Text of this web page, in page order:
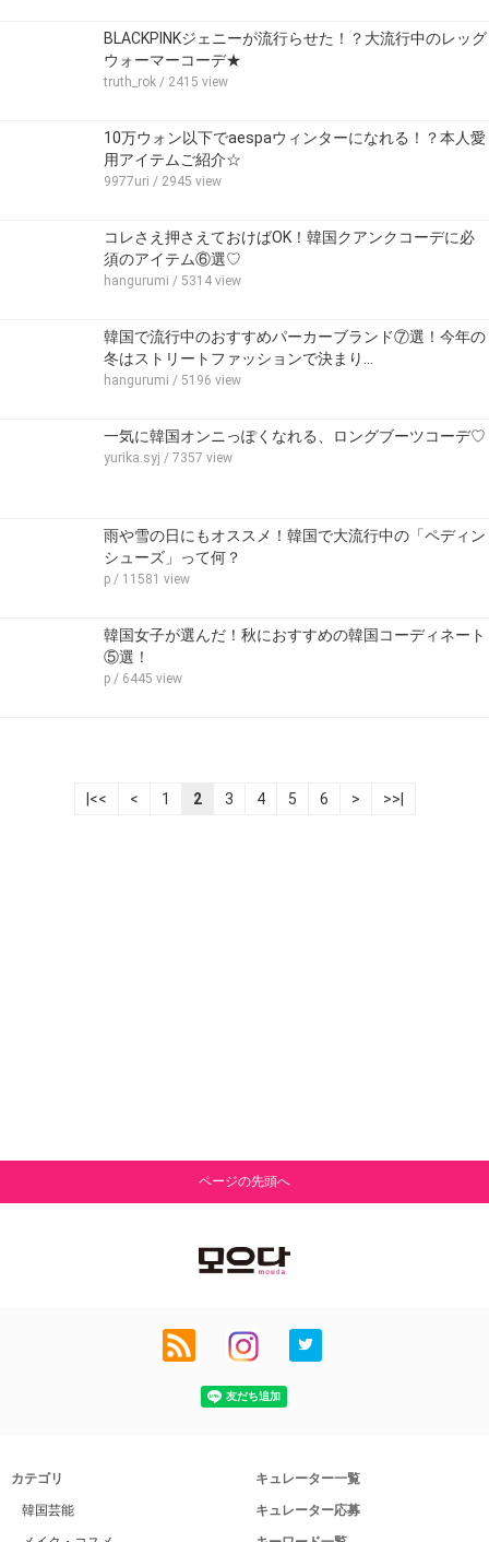
BLACKPINKジェニーが流行らせた！？大流行中のレッグ
ウォーマーコーデ★
truth_rok / 2415 view
10万ウォン以下でaespaウィンターになれる！？本人愛
用アイテムご紹介☆
9977uri / 2945 view
コレさえ押さえておけばOK！韓国クアンクコーデに必
須のアイテム⑥選♡
hangurumi / 5314 view
韓国で流行中のおすすめパーカーブランド⑦選！今年の
冬はストリートファッションで決まり…
hangurumi / 5196 view
一気に韓国オンニっぽくなれる、ロングブーツコーデ♡
yurika.syj / 7357 view
雨や雪の日にもオススメ！韓国で大流行中の「ペディン
シューズ」って何？
p / 11581 view
韓国女子が選んだ！秋におすすめの韓国コーディネート
⑤選！
p / 6445 view
|<< < 1 2 3 4 5 6 > >>|
ページの先頭へ
カテゴリ
韓国芸能
キュレーター一覧
キュレーター応募